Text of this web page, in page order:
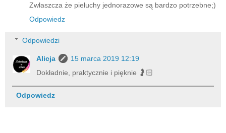
Zwłaszcza że pieluchy jednorazowe są bardzo potrzebne;)
Odpowiedz
Odpowiedzi
Alicja
15 marca 2019 12:19
Dokładnie, praktycznie i pięknie 🤰🏻
Odpowiedz